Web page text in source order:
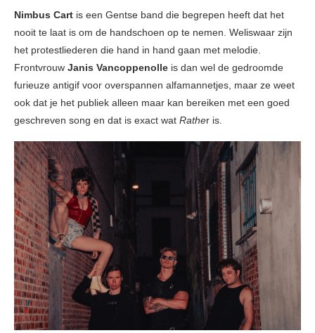
Nimbus Cart is een Gentse band die begrepen heeft dat het
nooit te laat is om de handschoen op te nemen. Weliswaar zijn
het protestliederen die hand in hand gaan met melodie.
Frontvrouw Janis Vancoppenolle is dan wel de gedroomde
furieuze antigif voor overspannen alfamannetjes, maar ze weet
ook dat je het publiek alleen maar kan bereiken met een goed
geschreven song en dat is exact wat Rather is.